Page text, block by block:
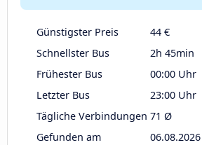
Günstigster Preis
44 €
Schnellster Bus
2h 45min
Frühester Bus
00:00 Uhr
Letzter Bus
23:00 Uhr
Tägliche Verbindungen 71 Ø
Gefunden am
06.08.2026